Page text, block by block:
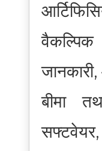
वैकल्पिक
बीमा